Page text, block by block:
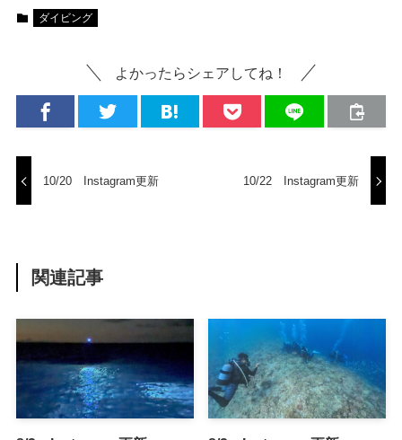
ダイビング
よかったらシェアしてね！
10/20 Instagram更新 10/22 Instagram更新
関連記事